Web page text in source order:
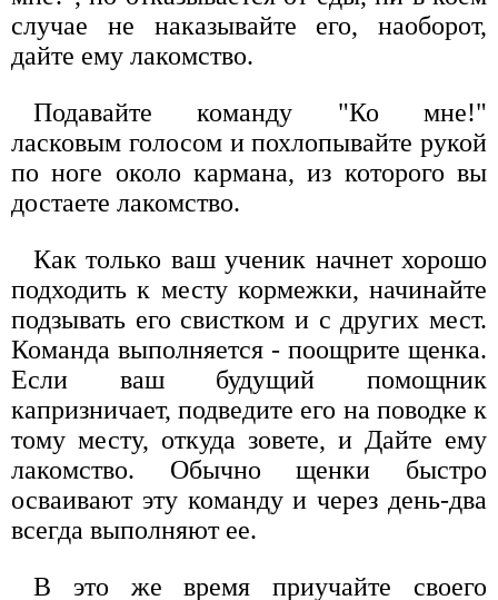
случае не наказывайте его, наоборот,
дайте ему лакомство.
Подавайте команду "Ко мне!"
ласковым голосом и похлопывайте рукой
по ноге около кармана, из которого вы
достаете лакомство.
Как только ваш ученик начнет хорошо
подходить к месту кормежки, начинайте
подзывать его свистком и с других мест.
Команда выполняется - поощрите щенка.
Если ваш будущий помощник
капризничает, подведите его на поводке к
тому месту, откуда зовете, и Дайте ему
лакомство. Обычно щенки быстро
осваивают эту команду и через день-два
всегда выполняют ее.
В это же время приучайте своего